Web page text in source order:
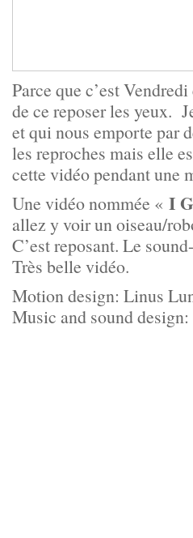
Parce que c’est
de ce reposer les yeux.
et qui nous emporte par
les reproches mais elle
cette vidéo pendant une
Une vidéo nommée « I
allez y voir un oiseau/
C’est reposant. Le
Très belle vidéo.
Motion design: Linus
Music and sound